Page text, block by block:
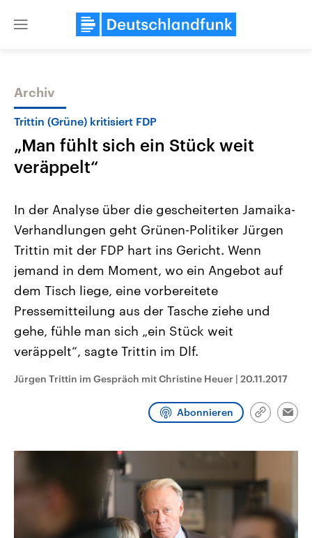
Close
Themen
Landtagswahl Sachsen-Anhalt
2026
Alle Informationen
Sachsen-Anhalt wählt am 6.
September 2026 einen neuen
Landtag. Seit 2021 wird das
Bundesland von einer Koalition aus
CDU, SPD und FDP regiert.-
Umfragen, Prognosen,
Wahlprogramme, aktuelle Berichte
und Hintergründe zu den Parteien
Wahl.
USA
Aktuelle Beiträge,
Hintergründe
Wirtschaftlich und
gehören die Vereinigten
den mächtigsten Ländern
mit großem Einfluss auf
Sendungen Programm Podcasts
Archiv
Trittin (Grüne) kritisiert FDP
„Man fühlt sich ein Stück weit
veräppelt“
In der Analyse über die gescheiterten Jamaika-
Verhandlungen geht Grünen-Politiker Jürgen
Trittin mit der FDP hart ins Gericht. Wenn
jemand in dem Moment, wo ein Angebot auf
dem Tisch liege, eine vorbereitete
Pressemitteilung aus der Tasche ziehe und
gehe, fühle man sich „ein Stück weit
veräppelt“, sagte Trittin im Dlf.
Jürgen Trittin im Gespräch mit Christine Heuer | 20.11.2017
Abonnieren
Link